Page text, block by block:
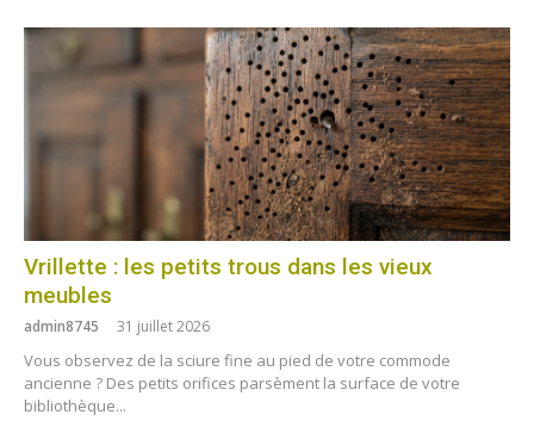
Vrillette : les petits trous dans les vieux
meubles
admin8745 31 juillet 2026
Vous observez de la sciure fine au pied de votre commode
ancienne ? Des petits orifices parsèment la surface de votre
bibliothèque...